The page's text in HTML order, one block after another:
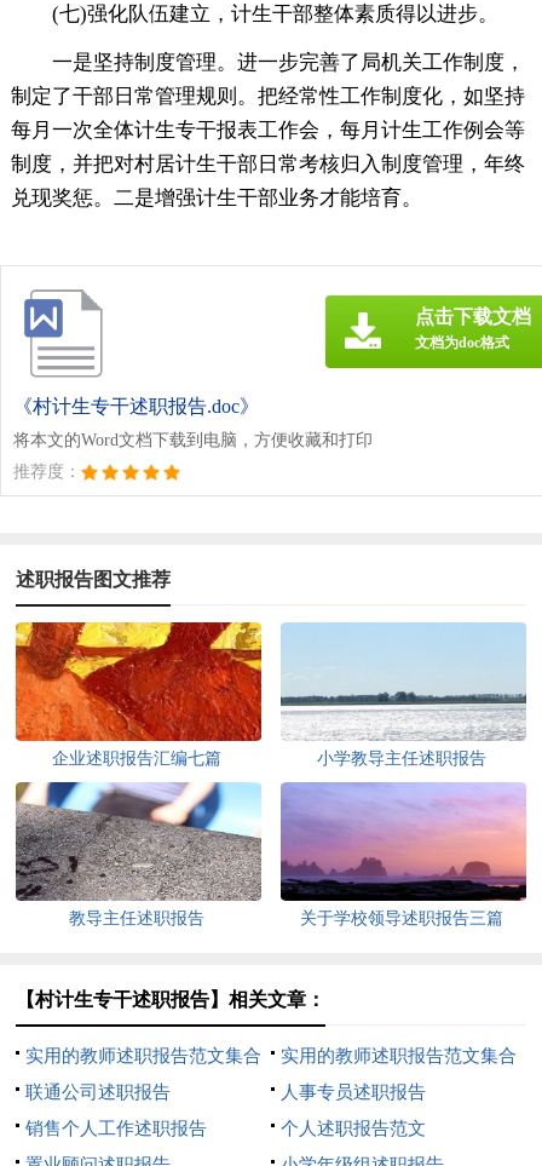
(七)强化队伍建立，计生干部整体素质得以进步。
一是坚持制度管理。进一步完善了局机关工作制度，
制定了干部日常管理规则。把经常性工作制度化，如坚持
每月一次全体计生专干报表工作会，每月计生工作例会等
制度，并把对村居计生干部日常考核归入制度管理，年终
兑现奖惩。二是增强计生干部业务才能培育。
《村计生专干述职报告.doc》
将本文的Word文档下载到电脑，方便收藏和打印
推荐度：
点击下载文档
文档为doc格式
述职报告图文推荐
企业述职报告汇编七篇 小学教导主任述职报告
教导主任述职报告 关于学校领导述职报告三篇
【村计生专干述职报告】相关文章：
实用的教师述职报告范文集合
7篇
实用的教师述职报告范文集合
六篇
联通公司述职报告
人事专员述职报告
销售个人工作述职报告
个人述职报告范文